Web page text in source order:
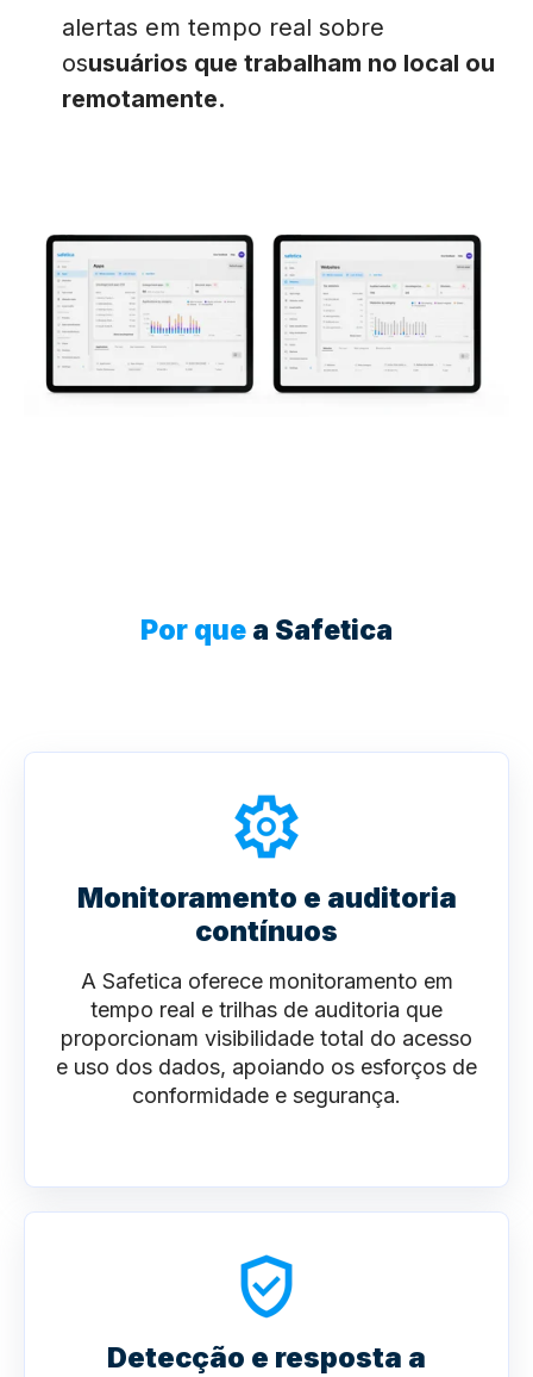
alertas em tempo real sobre
osusuários que trabalham no local ou
remotamente.
Por que a Safetica
Monitoramento e auditoria
contínuos
A Safetica oferece monitoramento em
tempo real e trilhas de auditoria que
proporcionam visibilidade total do acesso
e uso dos dados, apoiando os esforços de
conformidade e segurança.
Detecção e resposta a